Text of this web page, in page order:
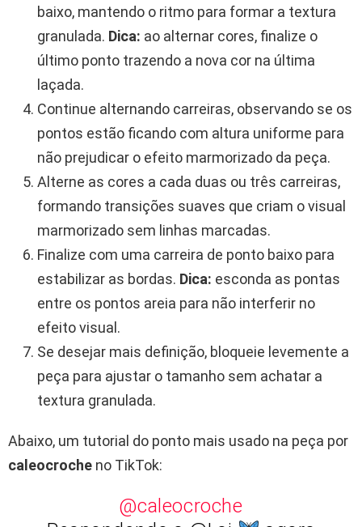
baixo, mantendo o ritmo para formar a textura
granulada. Dica: ao alternar cores, finalize o
último ponto trazendo a nova cor na última
laçada.
Continue alternando carreiras, observando se os
pontos estão ficando com altura uniforme para
não prejudicar o efeito marmorizado da peça.
Alterne as cores a cada duas ou três carreiras,
formando transições suaves que criam o visual
marmorizado sem linhas marcadas.
Finalize com uma carreira de ponto baixo para
estabilizar as bordas. Dica: esconda as pontas
entre os pontos areia para não interferir no
efeito visual.
Se desejar mais definição, bloqueie levemente a
peça para ajustar o tamanho sem achatar a
textura granulada.
Abaixo, um tutorial do ponto mais usado na peça por
caleocroche no TikTok:
@caleocroche